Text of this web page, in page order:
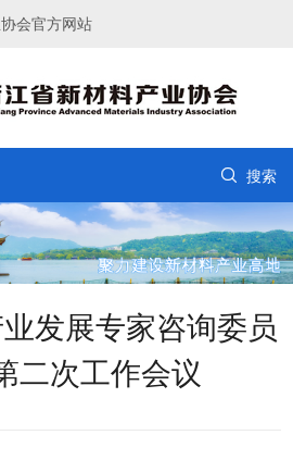
会官方网站
 搜索
发展专家咨询委员
二次工作会议